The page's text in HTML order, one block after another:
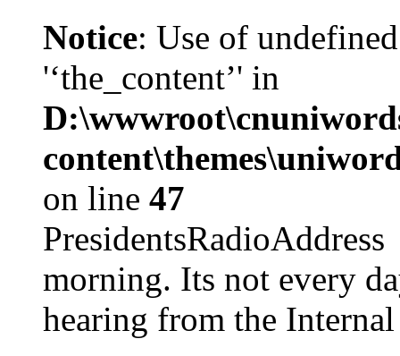
Notice: Use of
'‘the_content’' in
on line 47
morning. Its not every
hearing from the